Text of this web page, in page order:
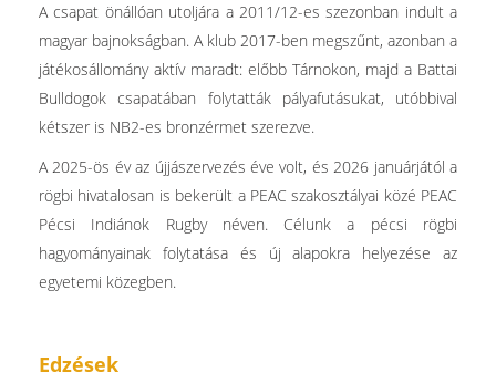
A csapat önállóan utoljára a 2011/12-es szezonban indult a
magyar bajnokságban. A klub 2017-ben megszűnt, azonban a
játékosállomány aktív maradt: előbb Tárnokon, majd a Battai
Bulldogok csapatában folytatták pályafutásukat, utóbbival
kétszer is NB2-es bronzérmet szerezve.
A 2025-ös év az újjászervezés éve volt, és 2026 januárjától a
rögbi hivatalosan is bekerült a PEAC szakosztályai közé PEAC
Pécsi Indiánok Rugby néven. Célunk a pécsi rögbi
hagyományainak folytatása és új alapokra helyezése az
egyetemi közegben.
Edzések